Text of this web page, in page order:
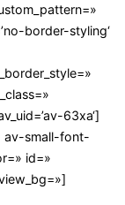
border-styling‘
63xa‘]
av-small-font-
id=»